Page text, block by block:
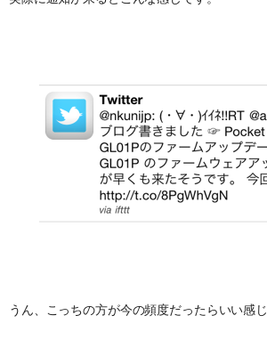
うん、こっちの方が今の頻度だったらいい感じ